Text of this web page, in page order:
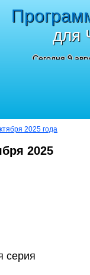
для
Сегодня 9
2025 года
2025
серия